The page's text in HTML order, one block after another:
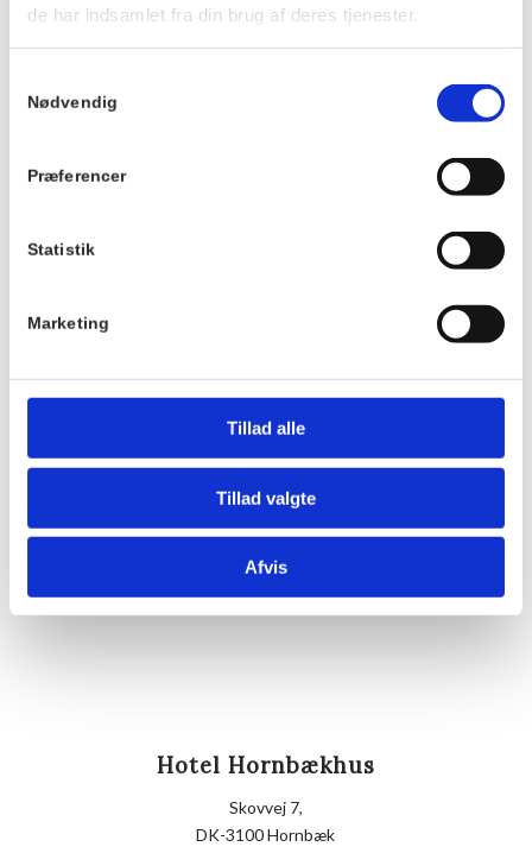
de har indsamlet fra din brug af deres tjenester.
Nødvendig
Præferencer
Statistik
Marketing
Tillad alle
Tillad valgte
Afvis
Info
Dato:
Serie:
Pris:
Sted
Skovvej 7
Telefon
Hotel Hornbækhus
Skovvej 7,
DK-3100 Hornbæk